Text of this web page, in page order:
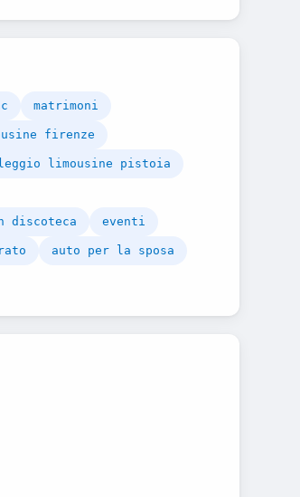
matrimoni
firenze
limousine pistoia
discoteca eventi
auto per la sposa